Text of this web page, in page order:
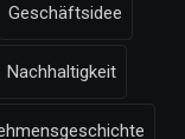
Geschäftsidee
Nachhaltigkeit